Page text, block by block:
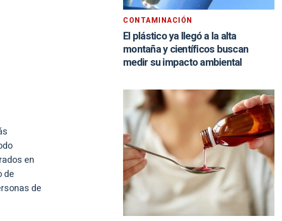
en
de
de
CONTAMINACIÓN
El plástico ya llegó a la alta
montaña y científicos buscan
medir su impacto ambiental